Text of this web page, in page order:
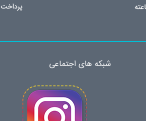
شبکه های اجتماعی